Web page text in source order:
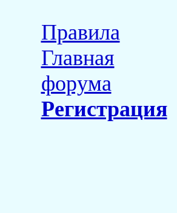
Правила
Главная
форума
Регистрация